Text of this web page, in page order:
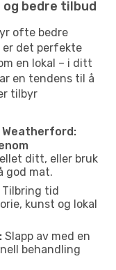
bedre tilbud
ofte bedre
det perfekte
en lokal – i ditt
en tendens til å
tilbyr
Weatherford:
ditt, eller bruk
god mat.
Tilbring tid
kunst og lokal
Slapp av med en
behandling